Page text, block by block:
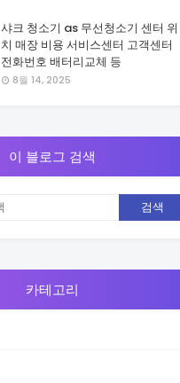
샤크 청소기 as 무선청소기 센터 위
치 매장 비용 서비스센터 고객센터
전화번호 배터리교체 등
8월 14, 2025
이 블로그 검색
카테고리